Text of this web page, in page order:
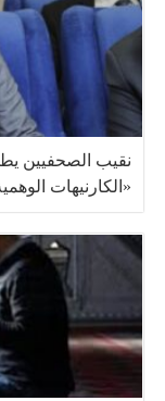
نقيب الصحفيين
«الكارنيهات